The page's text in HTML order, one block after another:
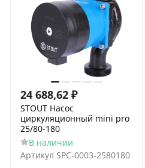
24 688,62 ₽
STOUT Насос
циркуляционный mini pro
25/80-180
В наличии
Артикул SPC-0003-2580180